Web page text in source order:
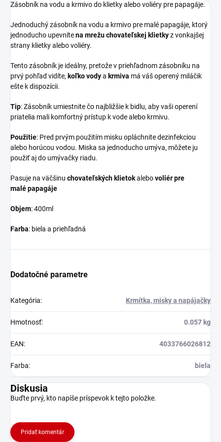
Zásobník na vodu a krmivo do klietky alebo voliéry pre papagáje.
Jednoduchý zásobník na vodu a krmivo pre malé papagáje, ktorý
jednoducho upevnítena mrežu chovateľskej klietkyz vonkajšej
strany klietky alebo voliéry.
Tento zásobník je ideálny, pretože v priehľadnom zásobníku na
prvý pohľad vidíte, koľko vodya krmiva má váš operený miláčik
ešte k dispozícii.
Tip: Zásobník umiestnite čo najbližšie k bidlu, aby vaši operení
priatelia mali komfortný prístup k vode alebo krmivu.
Použitie: Pred prvým použitím misku opláchnite dezinfekciou
alebo horúcou vodou. Miska sa jednoducho umýva, môžete ju
použiť aj do umývačky riadu.
Pasuje na väčšinu chovateľských klietokalebovoliér pre
malé papagáje
Objem: 400ml
Farba: biela a priehľadná
Dodatočné parametre
Kategória: Krmítka, misky a napájačky
Hmotnosť: 0.057 kg
EAN: 4033766026812
Farba: biela
Diskusia
Buďte prvý, kto napíše príspevok k tejto položke.
Pridať komentár